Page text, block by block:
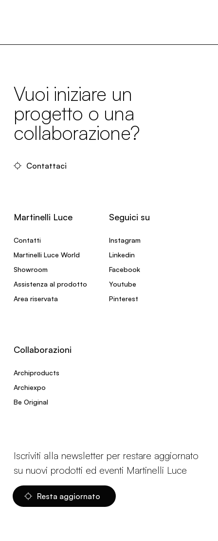
Vuoi iniziare un
progetto o una
collaborazione?
Contattaci
Martinelli Luce
Contatti
Martinelli Luce World
Showroom
Assistenza al prodotto
Area riservata
Seguici su
Instagram
Linkedin
Facebook
Youtube
Pinterest
Collaborazioni
Archiproducts
Archiexpo
Be Original
Iscriviti alla newsletter per restare aggiornato
su nuovi prodotti ed eventi Martinelli Luce
Resta aggiornato